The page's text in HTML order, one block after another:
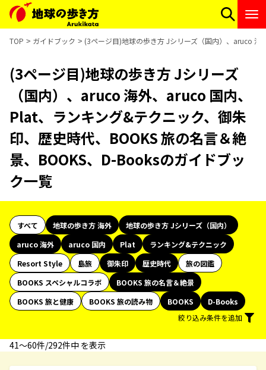
TOP ガイドブック (3ページ目)地球の歩き方 Jシリーズ（国内）、aruco
(3ページ目)地球の歩き方 Jシリーズ
（国内）、aruco 海外、aruco 国内、
Plat、ランキング&テクニック、御朱
印、歴史時代、BOOKS 旅の名言＆絶
景、BOOKS、D-Booksのガイドブッ
ク一覧
すべて 地球の歩き方 海外
地球の歩き方 Jシリーズ（国内）
aruco 海外
aruco 国内 Plat
ランキング&テクニック
Resort Style
島旅 御朱印 歴史時代
旅の図鑑
BOOKS スペシャルコラボ
BOOKS 旅の名言＆絶景
BOOKS 旅と健康
BOOKS 旅の読み物 BOOKS
D-Books
絞り込み条件を追加
41〜60件/292件中 を表示